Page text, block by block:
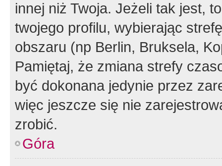
innej niż Twoja. Jeżeli tak jest,
twojego profilu, wybierając
obszaru (np Berlin, Bruksela,
Pamiętaj, że zmiana strefy
być dokonana jedynie przez
więc jeszcze się nie
zrobić.
Góra